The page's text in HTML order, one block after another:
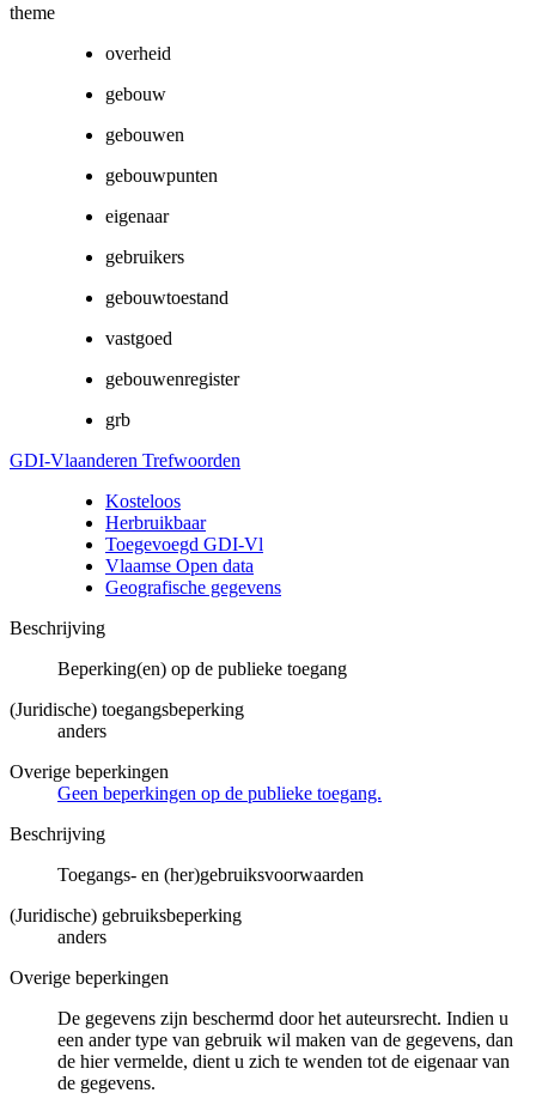
theme
overheid
gebouw
gebouwen
gebouwpunten
eigenaar
gebruikers
gebouwtoestand
vastgoed
gebouwenregister
grb
GDI-Vlaanderen Trefwoorden
Kosteloos
Herbruikbaar
Toegevoegd GDI-Vl
Vlaamse Open data
Geografische gegevens
Beschrijving
Beperking(en) op de publieke toegang
(Juridische) toegangsbeperking
anders
Overige beperkingen
Geen beperkingen op de publieke toegang.
Beschrijving
Toegangs- en (her)gebruiksvoorwaarden
(Juridische) gebruiksbeperking
anders
Overige beperkingen
De gegevens zijn beschermd door het auteursrecht. Indien u
een ander type van gebruik wil maken van de gegevens, dan
de hier vermelde, dient u zich te wenden tot de eigenaar van
de gegevens.